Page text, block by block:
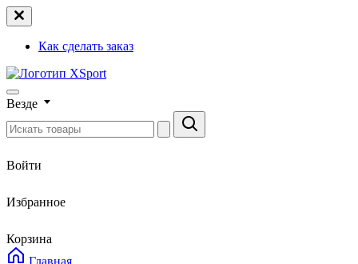
Как сделать заказ
Везде
Войти
Избранное
Корзина
Главная